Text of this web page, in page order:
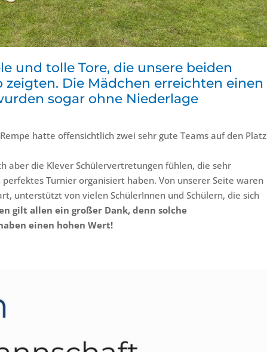
und tolle Tore, die unsere beiden
zeigten. Die Mädchen erreichten einen
sogar ohne Niederlage
hatte offensichtlich zwei sehr gute Teams auf den Platz
aber die Klever Schülervertretungen fühlen, die sehr
Turnier organisiert haben. Von unserer Seite waren
unterstützt von vielen SchülerInnen und Schülern, die sich
gilt allen ein großer Dank, denn solche
einen hohen Wert!